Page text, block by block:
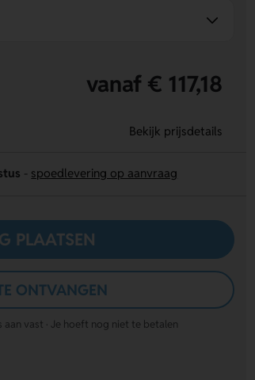
vanaf € 117,18
Bekijk prijsdetails
spoedlevering op aanvraag
PLAATSEN
ONTVANGEN
aan vast · Je hoeft nog niet te betalen